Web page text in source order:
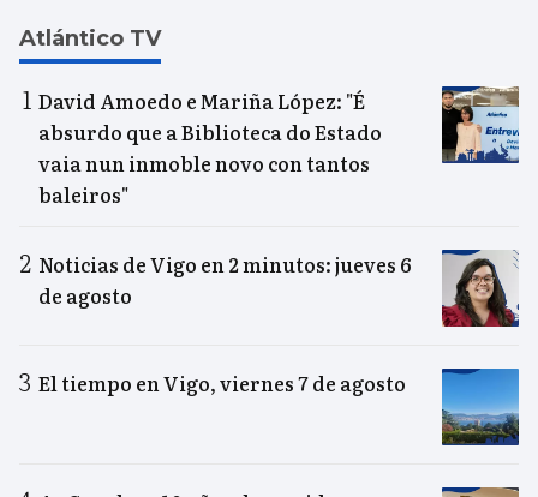
Atlántico TV
David Amoedo e Mariña López: "É
absurdo que a Biblioteca do Estado
vaia nun inmoble novo con tantos
baleiros"
Noticias de Vigo en 2 minutos: jueves 6
de agosto
El tiempo en Vigo, viernes 7 de agosto